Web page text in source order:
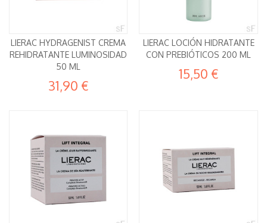
LIERAC HYDRAGENIST CREMA
REHIDRATANTE LUMINOSIDAD
50 ML
31,90 €
LIERAC LOCIÓN HIDRATANTE
CON PREBIÓTICOS 200 ML
15,50 €